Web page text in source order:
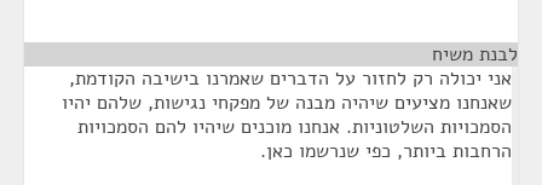
לבנת משיח
אני יכולה רק לחזור על הדברים שאמרנו בישיבה הקודמת,
שאנחנו מציעים שיהיה מבנה של מפקחי נגישות, שלהם יהיו
הסמכויות השלטוניות. אנחנו מוכנים שיהיו להם הסמכויות
הרחבות ביותר, כפי שנרשמו כאן.